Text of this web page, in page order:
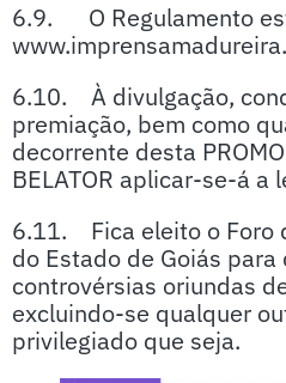
6.9. O Regulamento
6.10. À divulgação,
premiação, bem como
decorrente desta
BELATOR aplicar-se-á a
6.11. Fica eleito o Foro
do Estado de Goiás
controvérsias oriundas
excluindo-se qualquer
privilegiado que seja.